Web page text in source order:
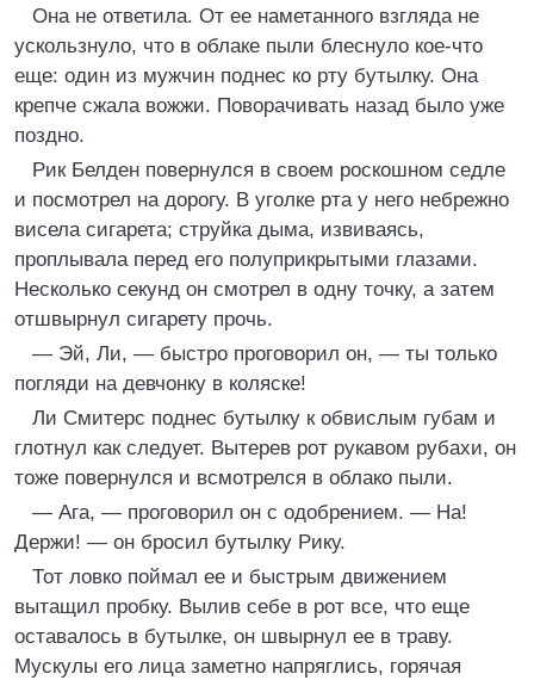
Она не ответила. От ее наметанного взгляда не
ускользнуло, что в облаке пыли блеснуло кое-что
еще: один из мужчин поднес ко рту бутылку. Она
крепче сжала вожжи. Поворачивать назад было уже
поздно.
Рик Белден повернулся в своем роскошном седле
и посмотрел на дорогу. В уголке рта у него небрежно
висела сигарета; струйка дыма, извиваясь,
проплывала перед его полуприкрытыми глазами.
Несколько секунд он смотрел в одну точку, а затем
отшвырнул сигарету прочь.
— Эй, Ли, — быстро проговорил он, — ты только
погляди на девчонку в коляске!
Ли Смитерс поднес бутылку к обвислым губам и
глотнул как следует. Вытерев рот рукавом рубахи, он
тоже повернулся и всмотрелся в облако пыли.
— Ага, — проговорил он с одобрением. — На!
Держи! — он бросил бутылку Рику.
Тот ловко поймал ее и быстрым движением
вытащил пробку. Вылив себе в рот все, что еще
оставалось в бутылке, он швырнул ее в траву.
Мускулы его лица заметно напряглись, горячая